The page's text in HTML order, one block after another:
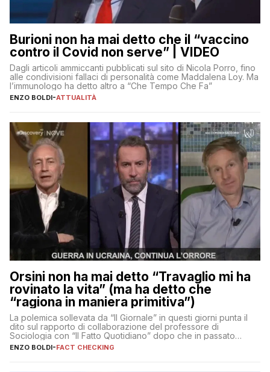
Burioni non ha mai detto che il “vaccino
contro il Covid non serve” | VIDEO
Dagli articoli ammiccanti pubblicati sul sito di Nicola Porro, fino
alle condivisioni fallaci di personalità come Maddalena Loy. Ma
l’immunologo ha detto altro a “Che Tempo Che Fa”
ENZO BOLDI-ATTUALITÀ
Orsini non ha mai detto “Travaglio mi ha
rovinato la vita” (ma ha detto che
“ragiona in maniera primitiva”)
La polemica sollevata da “Il Giornale” in questi giorni punta il
dito sul rapporto di collaborazione del professore di
Sociologia con “Il Fatto Quotidiano” dopo che in passato
erano volati stracci
ENZO BOLDI-FACT CHECKING